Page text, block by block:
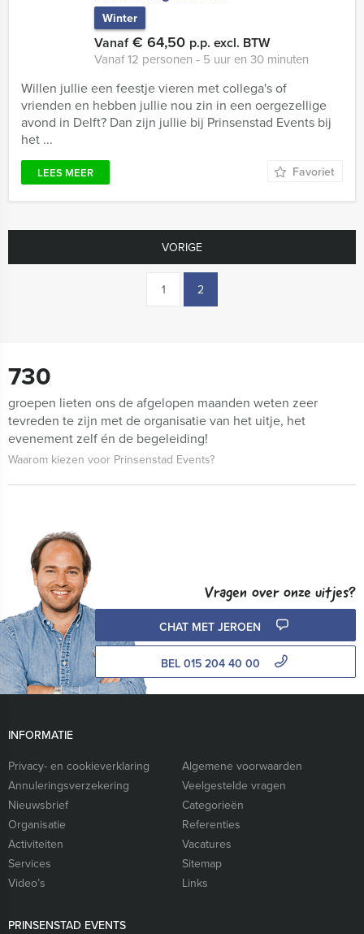
Winter
Vanaf€ 64,50 p.p. excl. BTW
Vanaf 12 personen ‐ 5 uur en 30 minuten
Willen jullie een feestje vieren met collega's of
vrienden en hebben jullie nou zin in een oergezellige
avond in Delft? Dan zijn jullie bij Prinsenstad Events bij
het ...
LEES MEER Favoriet
VORIGE
1 2
730
groepen lieten ons de afgelopen maanden weten zeer
tevreden te zijn met de organisatie van het uitje, het
evenement zelf én de begeleiding!
Waarom kiezen voor Prinsenstad Events?
Vragen over onze uitjes?
CHAT MET JEROEN
BEL 015 204 40 00
INFORMATIE
Privacy- en cookieverklaring
Algemene voorwaarden
Annuleringsverzekering
Veelgestelde vragen
Nieuwsbrief
Categorieën
Organisatie
Referenties
Activiteiten
Vacatures
Services
Sitemap
Video’s
Links
PRINSENSTAD EVENTS